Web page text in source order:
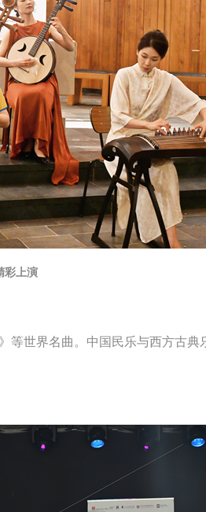
彩上演
世界名曲。中国民乐与西方古典